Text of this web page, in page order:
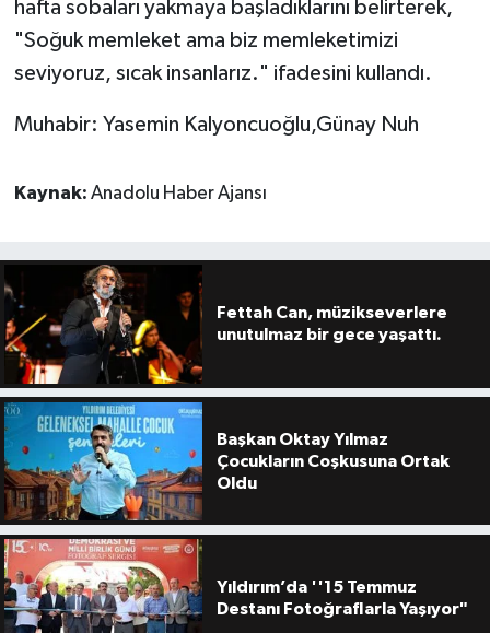
hafta sobaları yakmaya başladıklarını belirterek,
"Soğuk memleket ama biz memleketimizi
seviyoruz, sıcak insanlarız." ifadesini kullandı.
Muhabir: Yasemin Kalyoncuoğlu,Günay Nuh
Kaynak: Anadolu Haber Ajansı
Fettah Can, müzikseverlere
unutulmaz bir gece yaşattı.
Başkan Oktay Yılmaz
Çocukların Coşkusuna Ortak
Oldu
Yıldırım’da ''15 Temmuz
Destanı Fotoğraflarla Yaşıyor"